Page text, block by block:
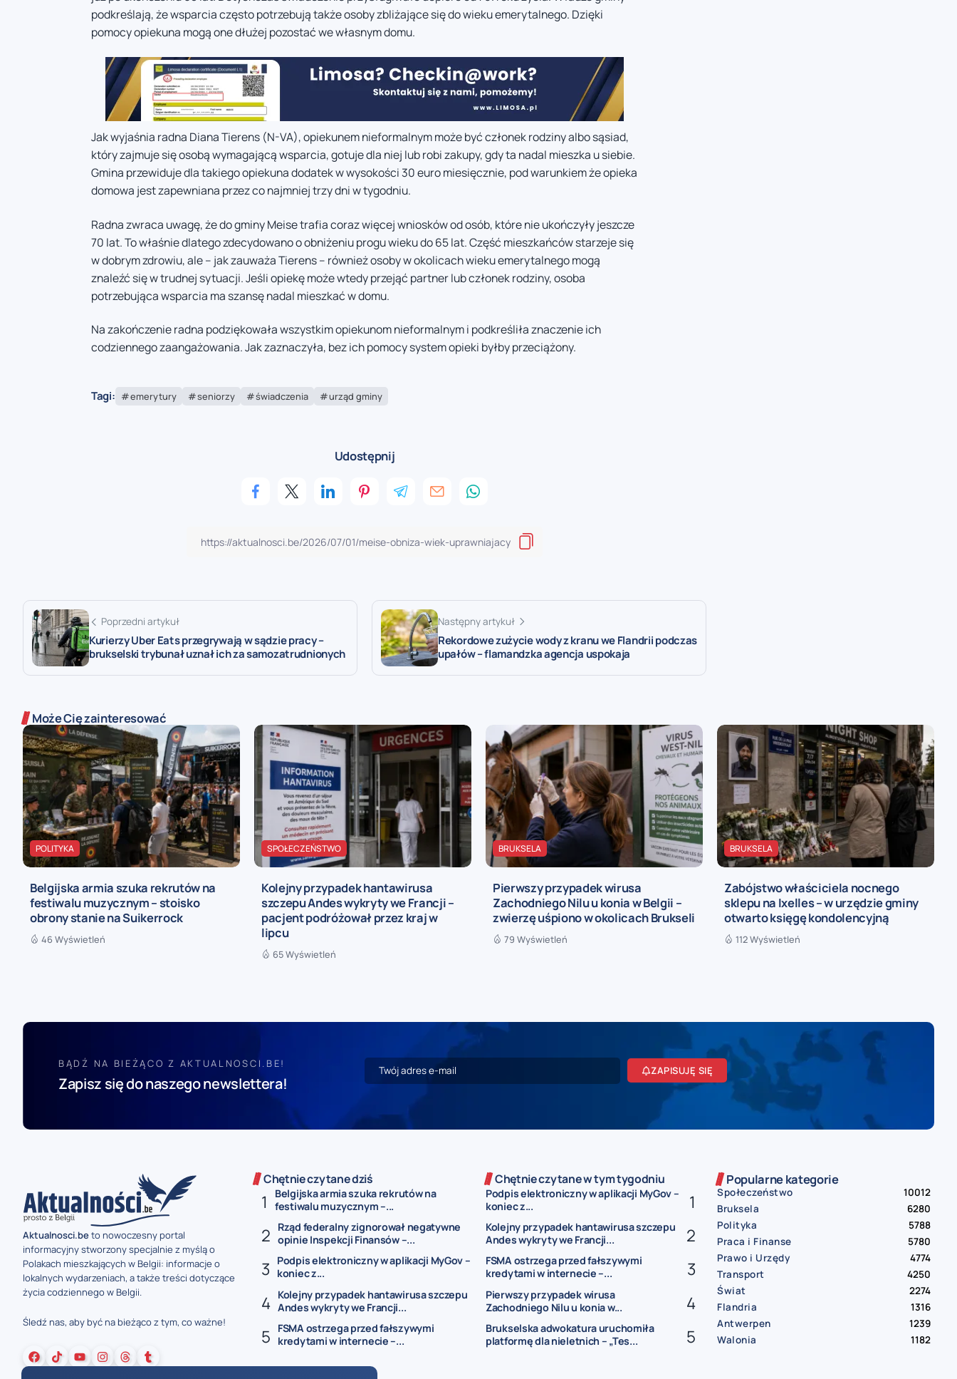
podkreślają, że wsparcia często potrzebują także osoby zbliżające się do wieku emerytalnego. Dzięki
pomocy opiekuna mogą one dłużej pozostać we własnym domu.
Jak wyjaśnia radna Diana Tierens (N-VA), opiekunem nieformalnym może być członek rodziny albo sąsiad,
który zajmuje się osobą wymagającą wsparcia, gotuje dla niej lub robi zakupy, gdy ta nadal mieszka u siebie.
Gmina przewiduje dla takiego opiekuna dodatek w wysokości 30 euro miesięcznie, pod warunkiem że opieka
domowa jest zapewniana przez co najmniej trzy dni w tygodniu.
Radna zwraca uwagę, że do gminy Meise trafia coraz więcej wniosków od osób, które nie ukończyły jeszcze
70 lat. To właśnie dlatego zdecydowano o obniżeniu progu wieku do 65 lat. Część mieszkańców starzeje się
w dobrym zdrowiu, ale – jak zauważa Tierens – również osoby w okolicach wieku emerytalnego mogą
znaleźć się w trudnej sytuacji. Jeśli opiekę może wtedy przejąć partner lub członek rodziny, osoba
potrzebująca wsparcia ma szansę nadal mieszkać w domu.
Na zakończenie radna podziękowała wszystkim opiekunom nieformalnym i podkreśliła znaczenie ich
codziennego zaangażowania. Jak zaznaczyła, bez ich pomocy system opieki byłby przeciążony.
Tagi: emerytury seniorzy świadczenia urząd gminy
Udostępnij
Poprzedni artykuł
Kurierzy Uber Eats przegrywają w sądzie pracy –
brukselski trybunał uznał ich za samozatrudnionych
Następny artykuł
Rekordowe zużycie wody z kranu we Flandrii podczas
upałów – flamandzka agencja uspokaja
Może Cię zainteresować
POLITYKA
Belgijska armia szuka rekrutów na
festiwalu muzycznym – stoisko
obrony stanie na Suikerrock
46 Wyświetleń
SPOŁECZEŃSTWO
Kolejny przypadek hantawirusa
szczepu Andes wykryty we Francji –
pacjent podróżował przez kraj w
lipcu
65 Wyświetleń
BRUKSELA
Pierwszy przypadek wirusa
Zachodniego Nilu u konia w Belgii –
zwierzę uśpiono w okolicach Brukseli
79 Wyświetleń
BRUKSELA
Zabójstwo właściciela nocnego
sklepu na Ixelles – w urzędzie gminy
otwarto księgę kondolencyjną
112 Wyświetleń
BĄDŹ NA BIEŻĄCO Z AKTUALNOSCI.BE!
Zapisz się do naszego newslettera!
ZAPISUJĘ SIĘ
Aktualnosci.beto nowoczesny portal
informacyjny stworzony specjalnie z myślą o
Polakach mieszkających w Belgii: informacje o
lokalnych wydarzeniach, a także treści dotyczące
życia codziennego w Belgii.
Śledź nas, aby być na bieżąco z tym, co ważne!
Chętnie czytane dziś
Belgijska armia szuka rekrutów na
festiwalu muzycznym –...
Rząd federalny zignorował negatywne
opinie Inspekcji Finansów –...
Podpis elektroniczny w aplikacji MyGov –
koniec z...
Kolejny przypadek hantawirusa szczepu
Andes wykryty we Francji...
FSMA ostrzega przed fałszywymi
kredytami w internecie –...
Chętnie czytane w tym tygodniu
Podpis elektroniczny w aplikacji MyGov –
koniec z...
Kolejny przypadek hantawirusa szczepu
Andes wykryty we Francji...
FSMA ostrzega przed fałszywymi
kredytami w internecie –...
Pierwszy przypadek wirusa
Zachodniego Nilu u konia w...
Brukselska adwokatura uruchomiła
platformę dla nieletnich – „Tes...
Popularne kategorie
Społeczeństwo
10012
Bruksela
6280
Polityka
5788
Praca i Finanse
5780
Prawo i Urzędy
4774
Transport
4250
Świat
2274
Flandria
1316
Antwerpen
1239
Walonia
1182